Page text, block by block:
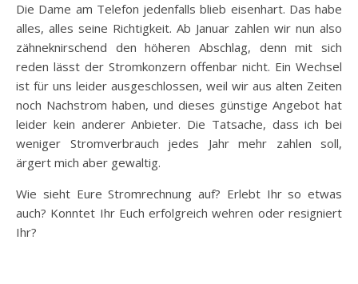
Die Dame am Telefon jedenfalls blieb eisenhart. Das habe
alles, alles seine Richtigkeit. Ab Januar zahlen wir nun also
zähneknirschend den höheren Abschlag, denn mit sich
reden lässt der Stromkonzern offenbar nicht. Ein Wechsel
ist für uns leider ausgeschlossen, weil wir aus alten Zeiten
noch Nachstrom haben, und dieses günstige Angebot hat
leider kein anderer Anbieter. Die Tatsache, dass ich bei
weniger Stromverbrauch jedes Jahr mehr zahlen soll,
ärgert mich aber gewaltig.
Wie sieht Eure Stromrechnung auf? Erlebt Ihr so etwas
auch? Konntet Ihr Euch erfolgreich wehren oder resigniert
Ihr?